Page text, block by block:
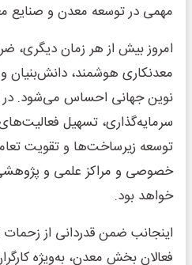
مهمی در توسعه معدن و صنایع
امروز بیش از هر زمان
معدنکاری هوشمند، دانش‌بنیان و
نوین جهانی احساس می‌شود. در
سرمایه‌گذاری، تسهیل
توسعه زیرساخت‌ها و تقویت
خصوصی و مراکز علمی و
خواهد بود.
اینجانب ضمن قدردانی از
فعالان بخش معدن، به‌ویژه